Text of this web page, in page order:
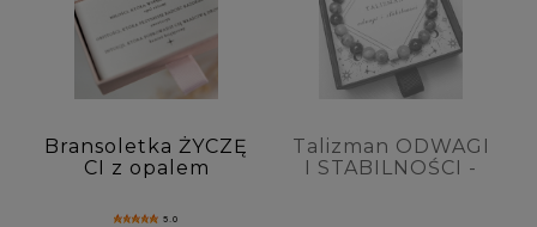
Bransoletka ŻYCZĘ
CI z opalem
awenturynem,
5.0
Talizman ODWAGI
I STABILNOŚCI -